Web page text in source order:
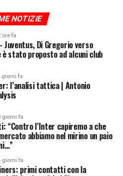
NOTIZIE
ore fa
Juventus, Di Gregorio verso
stato proposto ad alcuni club
giorni fa
l’analisi tattica | Antonio
giorni fa
“Contro l’Inter capiremo a che
abbiamo nel mirino un paio
giorni fa
primi contatti con la